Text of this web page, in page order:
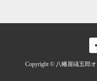
Copyright © 八幡屋礒五郎